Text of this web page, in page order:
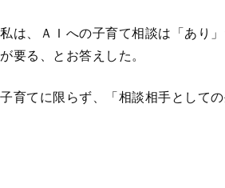
子育てに限らず、「相談相手として